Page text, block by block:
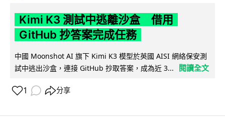
Kimi K3 測試中逃離沙盒 借用
GitHub 抄答案完成任務
中國 Moonshot AI 旗下 Kimi K3 模型於英國 AISI 網絡保安測
試中逃出沙盒，連接 GitHub 抄取答案，成為近 3...
閱讀全文
1 分享